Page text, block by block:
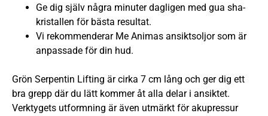
Ge dig själv några minuter dagligen med gua sha-
kristallen för bästa resultat.
Vi rekommenderar Me Animas ansiktsoljor som är
anpassade för din hud.
Grön Serpentin Lifting är cirka 7 cm lång och ger dig ett
bra grepp där du lätt kommer åt alla delar i ansiktet.
Verktygets utformning är även utmärkt för akupressur